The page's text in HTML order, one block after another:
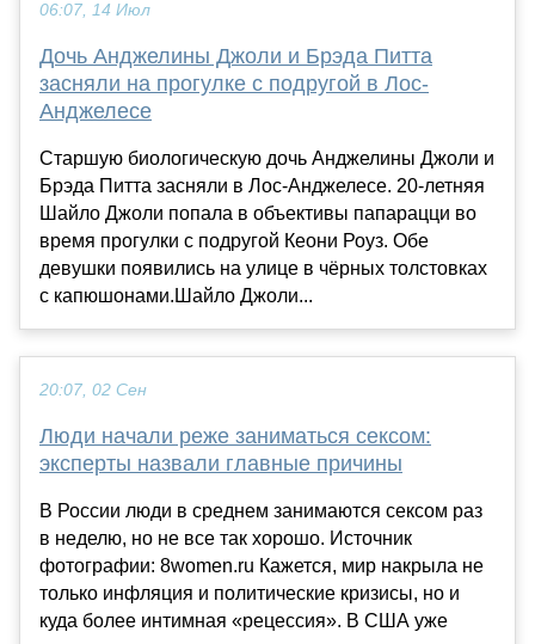
06:07, 14 Июл
Дочь Анджелины Джоли и Брэда Питта
засняли на прогулке с подругой в Лос-
Анджелесе
Старшую биологическую дочь Анджелины Джоли и
Брэда Питта засняли в Лос-Анджелесе. 20-летняя
Шайло Джоли попала в объективы папарацци во
время прогулки с подругой Кеони Роуз. Обе
девушки появились на улице в чёрных толстовках
с капюшонами.Шайло Джоли...
20:07, 02 Сен
Люди начали реже заниматься сексом:
эксперты назвали главные причины
В России люди в среднем занимаются сексом раз
в неделю, но не все так хорошо. Источник
фотографии: 8women.ru Кажется, мир накрыла не
только инфляция и политические кризисы, но и
куда более интимная «рецессия». В США уже